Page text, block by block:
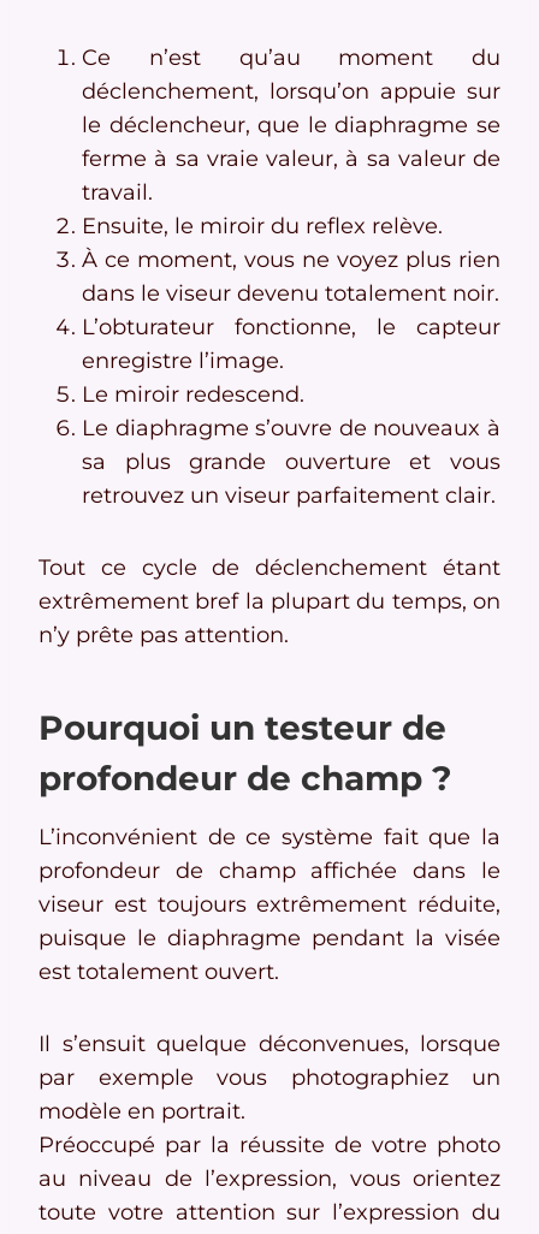
Ce n’est qu’au moment du
déclenchement, lorsqu’on appuie sur
le déclencheur, que le diaphragme se
ferme à sa vraie valeur, à sa valeur de
travail.
Ensuite, le miroir du reflex relève.
À ce moment, vous ne voyez plus rien
dans le viseur devenu totalement noir.
L’obturateur fonctionne, le capteur
enregistre l’image.
Le miroir redescend.
Le diaphragme s’ouvre de nouveaux à
sa plus grande ouverture et vous
retrouvez un viseur parfaitement clair.
Tout ce cycle de déclenchement étant
extrêmement bref la plupart du temps, on
n’y prête pas attention.
Pourquoi un testeur de
profondeur de champ ?
L’inconvénient de ce système fait que la
profondeur de champ affichée dans le
viseur est toujours extrêmement réduite,
puisque le diaphragme pendant la visée
est totalement ouvert.
Il s’ensuit quelque déconvenues, lorsque
par exemple vous photographiez un
modèle en portrait.
Préoccupé par la réussite de votre photo
au niveau de l’expression, vous orientez
toute votre attention sur l’expression du